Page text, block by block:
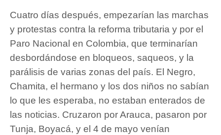
Cuatro días después, empezarían las marchas
y protestas contra la reforma tributaria y por el
Paro Nacional en Colombia, que terminarían
desbordándose en bloqueos, saqueos, y la
parálisis de varias zonas del país. El Negro,
Chamita, el hermano y los dos niños no sabían
lo que les esperaba, no estaban enterados de
las noticias. Cruzaron por Arauca, pasaron por
Tunja, Boyacá, y el 4 de mayo venían